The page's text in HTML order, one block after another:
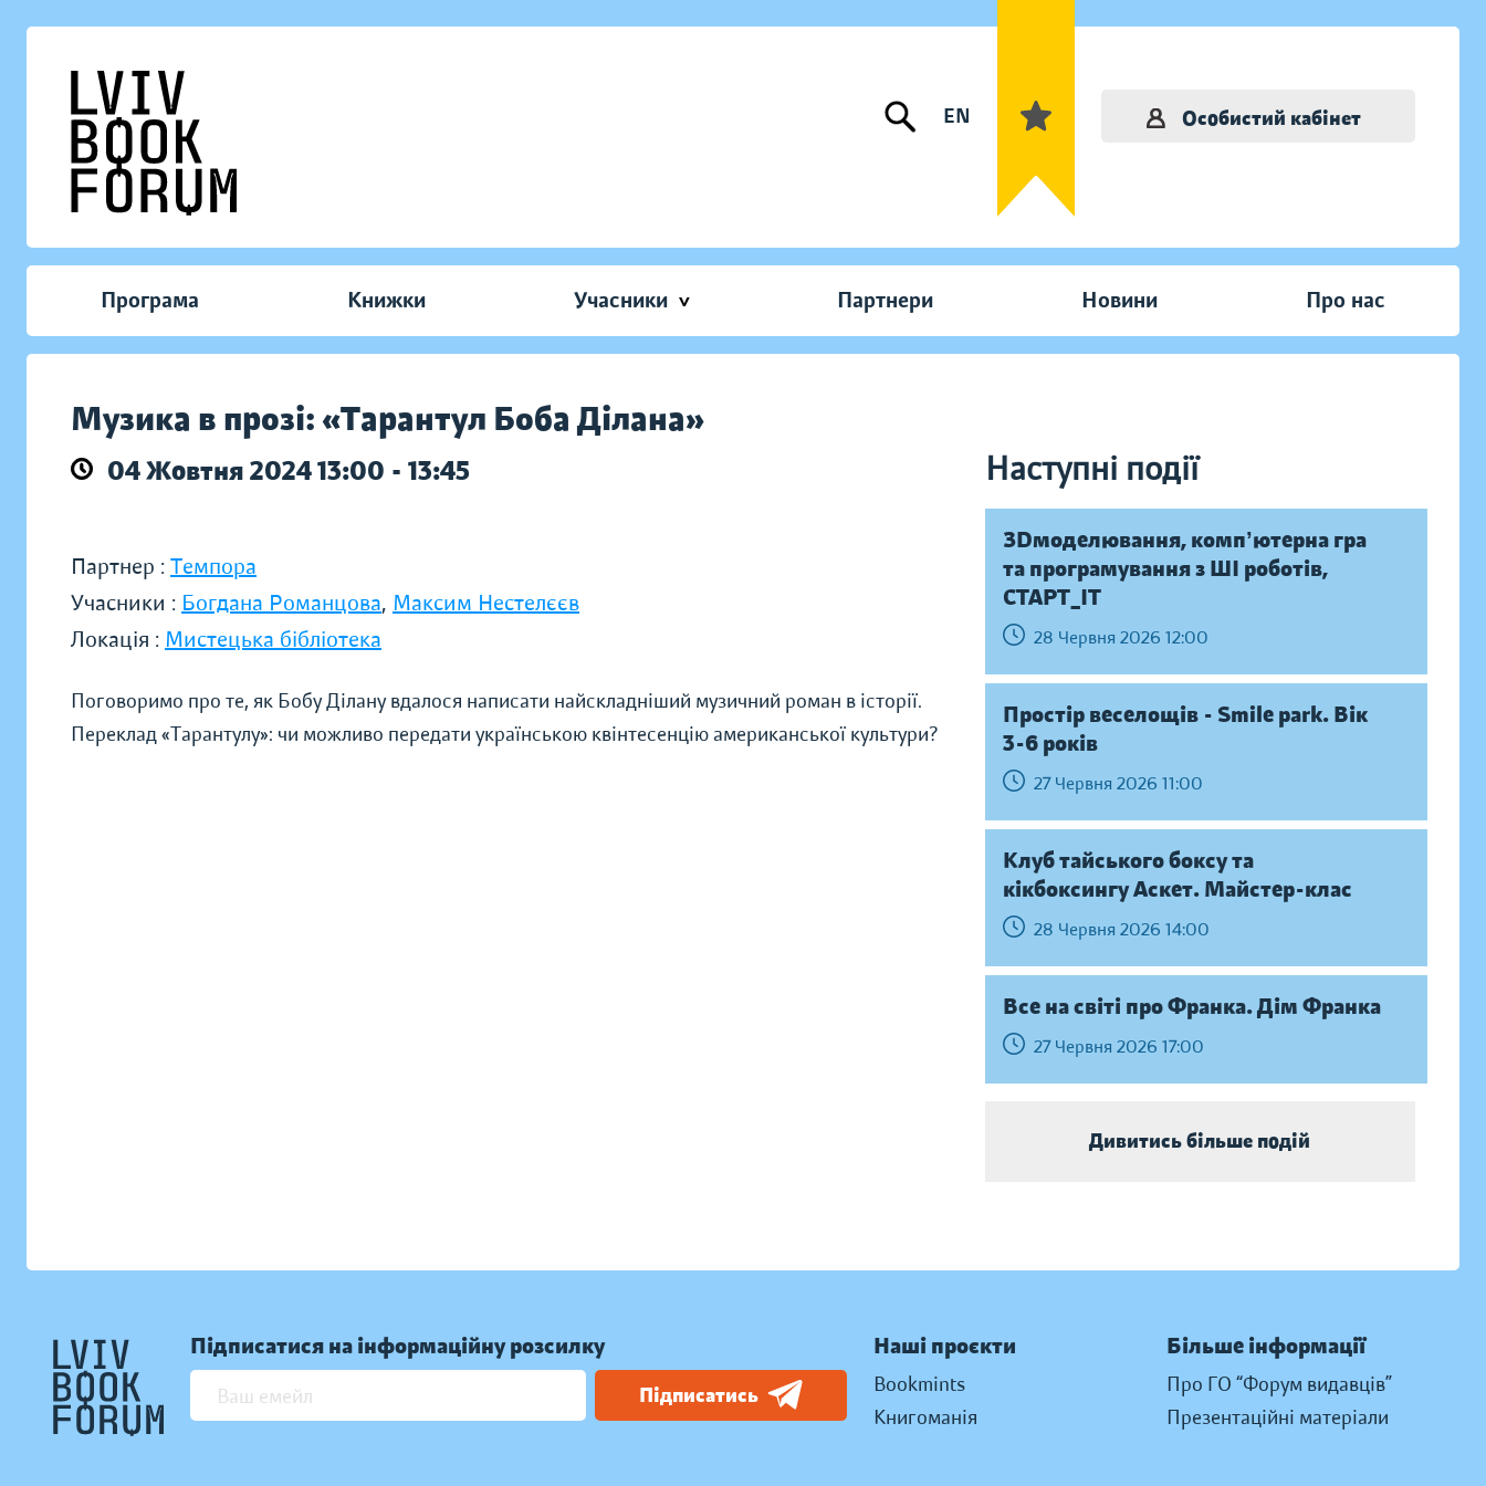
EN Особистий кабінет
Програма Книжки Учасники Партнери Новини Про нас
Музика в прозі: «Тарантул Боба Ділана»
04 Жовтня 2024 13:00 - 13:45 Наступні події
Партнер : Темпора
Учасники : Богдана Романцова, Максим Нестелєєв
Локація : Мистецька бібліотека
Поговоримо про те, як Бобу Ділану вдалося написати найскладніший музичний роман в історії.
Переклад «Тарантулу»: чи можливо передати українською квінтесенцію американської культури?
ЗDмоделювання, компʼютерна гра
та програмування з ШІ роботів,
СТАРТ_ІТ
28 Червня 2026 12:00
Простір веселощів - Smile park. Вік
3-6 років
27 Червня 2026 11:00
Клуб тайського боксу та
кікбоксингу Аскет. Майстер-клас
28 Червня 2026 14:00
Все на світі про Франка. Дім Франка
27 Червня 2026 17:00
Дивитись більше подій
Підписатися на інформаційну розсилку
Підписатись
Наші проєкти
Bookmints
Книгоманія
Більше інформації
Про ГО “Форум видавців”
Презентаційні матеріали